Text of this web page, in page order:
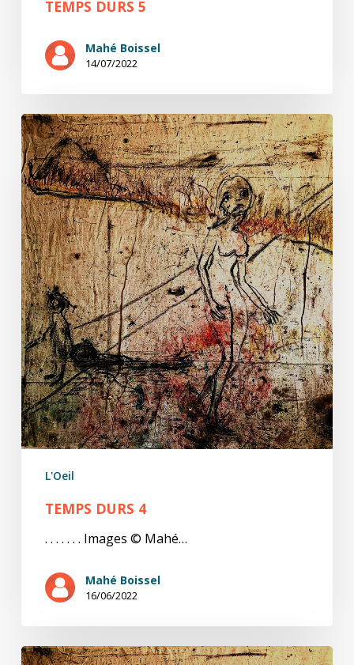
TEMPS DURS 5
Mahé Boissel
14/07/2022
Temps
durs
4
L'Oeil
TEMPS DURS 4
. . . . . . . Images © Mahé…
Mahé Boissel
16/06/2022
Temps